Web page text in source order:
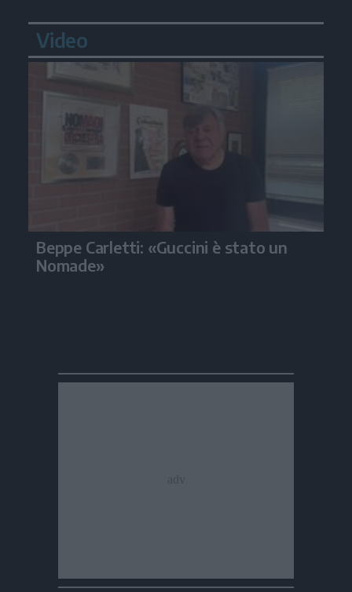
Video
Beppe Carletti: «Guccini è stato un
Nomade»